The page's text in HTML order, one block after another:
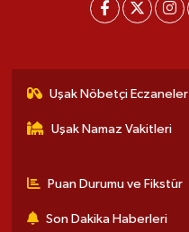
Uşak Nöbetçi Eczaneler
Uşak Namaz Vakitleri
Puan Durumu ve Fikstür
Son Dakika Haberleri